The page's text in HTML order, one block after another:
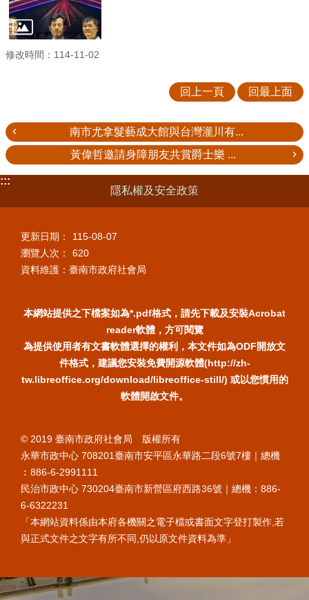
修改時間：114-11-02
回上一頁 回最上面
南市尤拿髮藝成大館與台灣瀧川有...
黃偉哲邀請身障朋友共賞爵士樂 ...
:::
隱私權及安全政策
更新日期：
115-08-07
瀏覽人次：
620
資料維護：臺南市政府社會局
本網站提供之下檔案如為*.pdf格式，請先下載及安裝Acrobat
reader軟體，方可閱覽
為提供使用者有文書軟體選擇的權利，本文件如為ODF開放文
件格式，建議您安裝免費開源軟體(http://zh-
tw.libreoffice.org/download/libreoffice-still/) 或以您慣用的
軟體開啟文件。
© 2019 臺南市政府社會局 版權所有
永華市政中心 708201臺南市安平區永華路二段6號7樓｜總機
︰886-6-2991111
民治市政中心 730204臺南市新營區府西路36號｜總機：886-
6-6322231
「本網站資料係由本府各機關之電子檔或書面文字登打製作,若
與正式文件之文字有所不同,仍以原文件資料為準」